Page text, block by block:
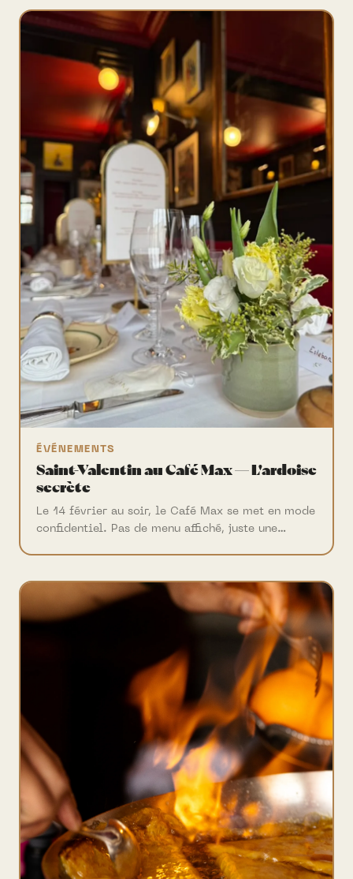
ÉVÉNEMENTS
Saint-Valentin au Café Max — L'ardoise
secrète
Le 14 février au soir, le Café Max se met en mode
confidentiel. Pas de menu affiché, juste une